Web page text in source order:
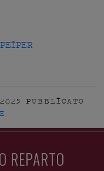
PUBBLICATO
REPARTO